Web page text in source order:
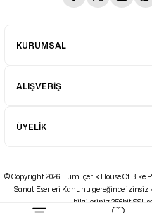
KURUMSAL
ALIŞVERİŞ
ÜYELİK
© Copyright 2026. Tüm içerik House Of Bike
Sanat Eserleri Kanunu gereğince izinsiz
bilgileriniz 256bit SSL